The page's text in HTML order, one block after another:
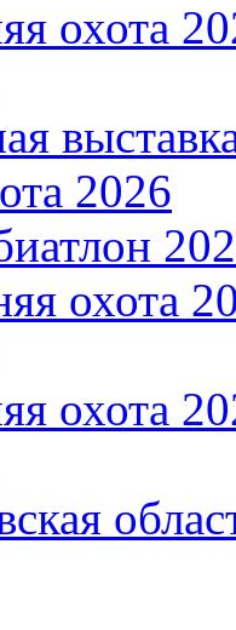
охота
2026
охота
охота